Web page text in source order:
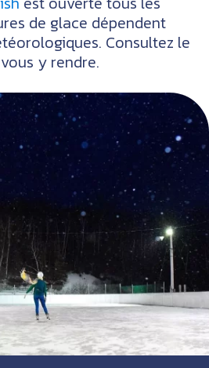
de glace dépendent
Consultez le
y rendre.